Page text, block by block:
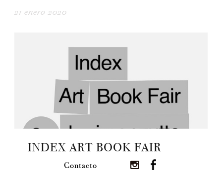
Contacto
21 enero 2020
INDEX ART BOOK FAIR